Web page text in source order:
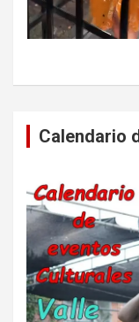
Calendario